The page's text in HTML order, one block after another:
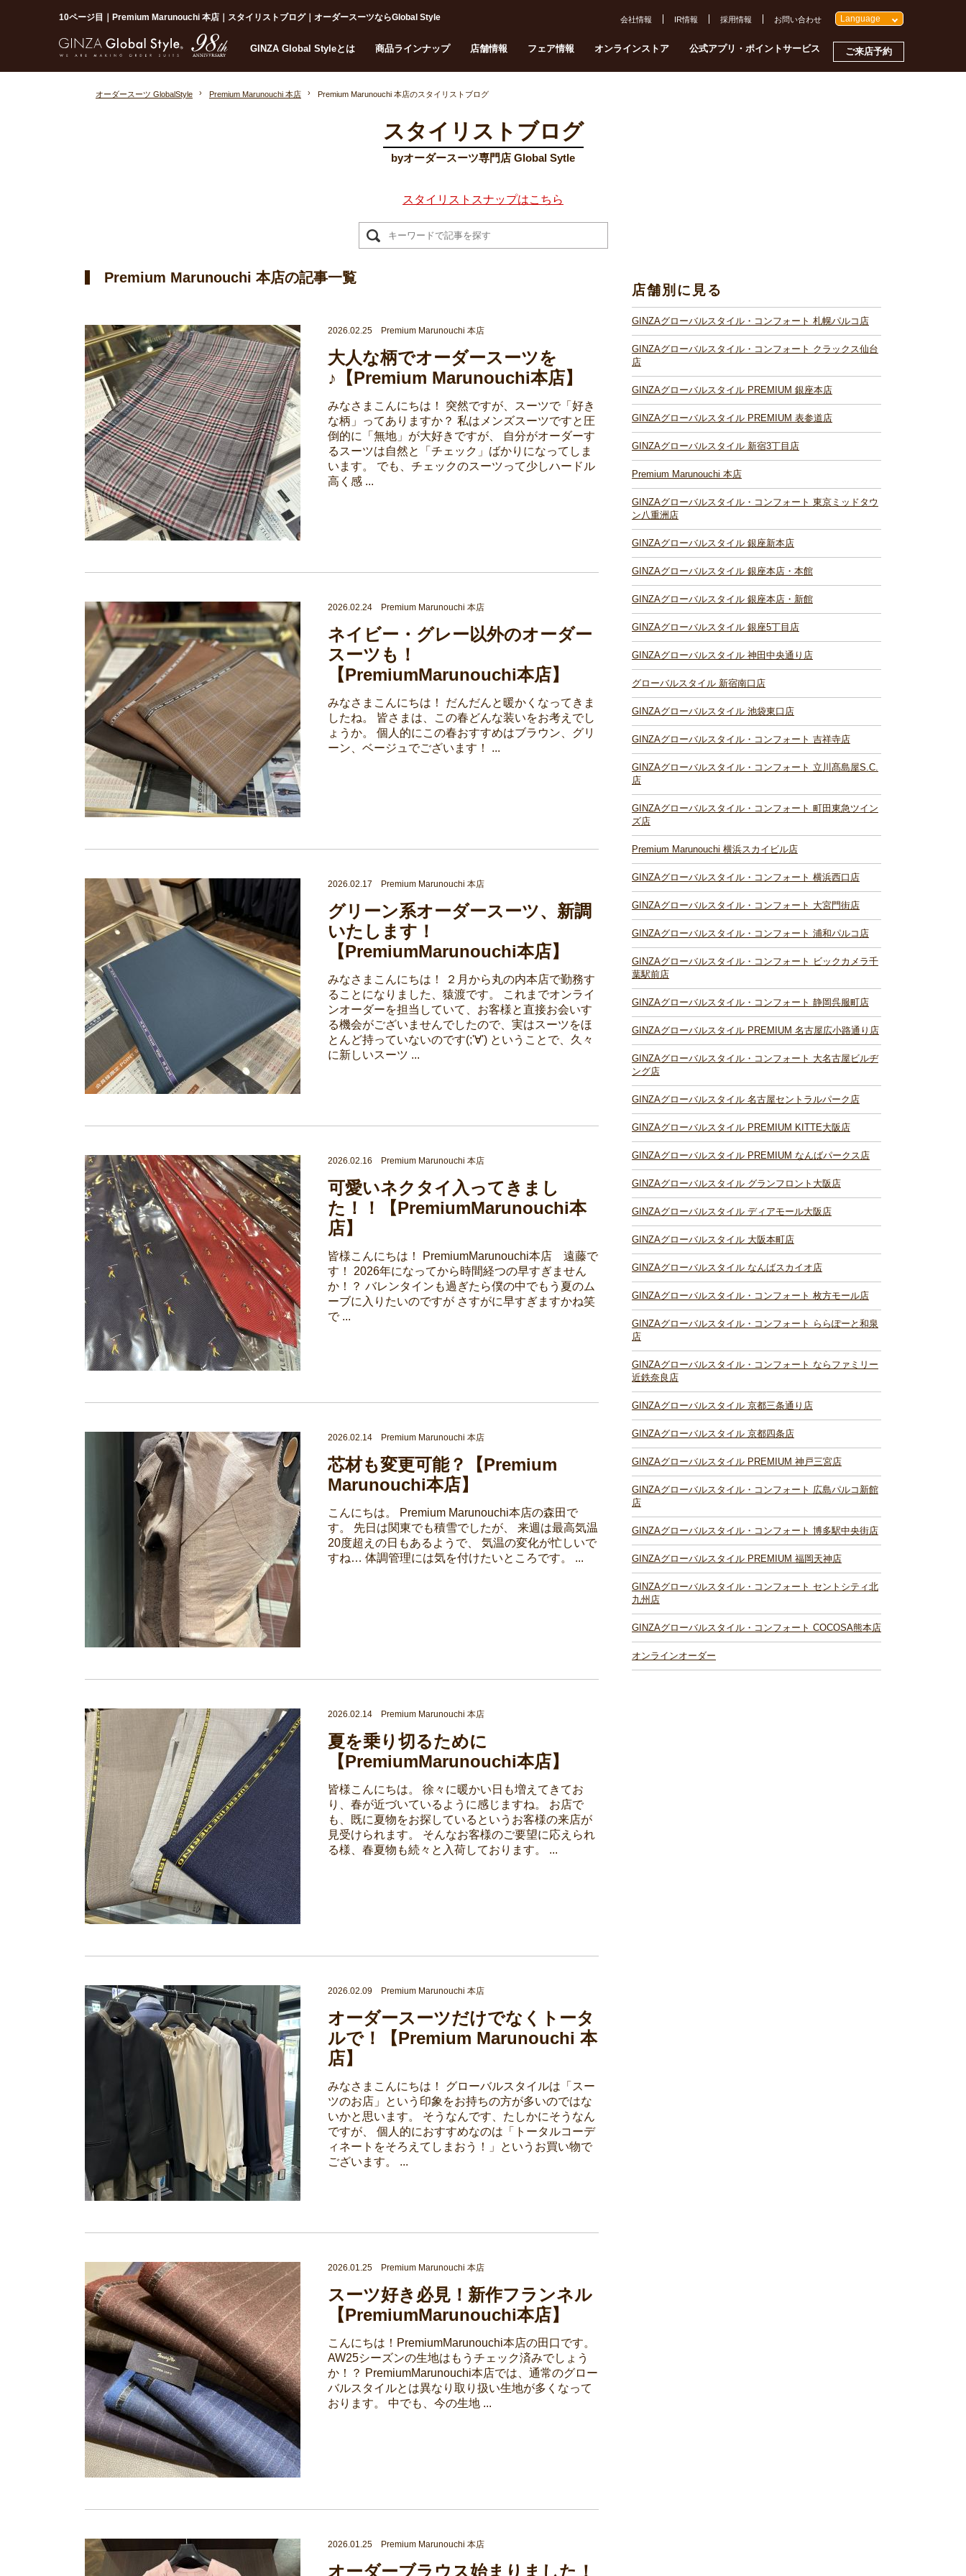
10ページ目｜Premium Marunouchi 本店｜スタイリストブログ｜オーダースーツならGlobal Style
GINZA Global Styleとは 商品ラインナップ 店舗情報 フェア情報 オンラインストア 公式アプリ・ポイントサービス ご来店予約
会社情報 IR情報 採用情報 お問い合わせ Language
オーダースーツ GlobalStyle Premium Marunouchi 本店 Premium Marunouchi 本店のスタイリストブログ
スタイリストブログ
byオーダースーツ専門店 Global Sytle
スタイリストスナップはこちら
Premium Marunouchi 本店の記事一覧
2026.02.25 Premium Marunouchi 本店
大人な柄でオーダースーツを
♪【Premium Marunouchi本店】
みなさまこんにちは！ 突然ですが、スーツで「好き
な柄」ってありますか？ 私はメンズスーツですと圧
倒的に「無地」が大好きですが、 自分がオーダーす
るスーツは自然と「チェック」ばかりになってしま
います。 でも、チェックのスーツって少しハードル
高く感 ...
2026.02.24 Premium Marunouchi 本店
ネイビー・グレー以外のオーダー
スーツも！
【PremiumMarunouchi本店】
みなさまこんにちは！ だんだんと暖かくなってきま
したね。 皆さまは、この春どんな装いをお考えでし
ょうか。 個人的にこの春おすすめはブラウン、グリ
ーン、ベージュでございます！ ...
2026.02.17 Premium Marunouchi 本店
グリーン系オーダースーツ、新調
いたします！
【PremiumMarunouchi本店】
みなさまこんにちは！ ２月から丸の内本店で勤務す
ることになりました、猿渡です。 これまでオンライ
ンオーダーを担当していて、お客様と直接お会いす
る機会がございませんでしたので、実はスーツをほ
とんど持っていないのです(;'∀') ということで、久々
に新しいスーツ ...
2026.02.16 Premium Marunouchi 本店
可愛いネクタイ入ってきまし
た！！【PremiumMarunouchi本
店】
皆様こんにちは！ PremiumMarunouchi本店 遠藤で
す！ 2026年になってから時間経つの早すぎません
か！？ バレンタインも過ぎたら僕の中でもう夏のム
ーブに入りたいのですが さすがに早すぎますかね笑
で ...
2026.02.14 Premium Marunouchi 本店
芯材も変更可能？【Premium
Marunouchi本店】
こんにちは。 Premium Marunouchi本店の森田で
す。 先日は関東でも積雪でしたが、 来週は最高気温
20度超えの日もあるようで、 気温の変化が忙しいで
すね… 体調管理には気を付けたいところです。 ...
2026.02.14 Premium Marunouchi 本店
夏を乗り切るために
【PremiumMarunouchi本店】
皆様こんにちは。 徐々に暖かい日も増えてきてお
り、春が近づいているように感じますね。 お店で
も、既に夏物をお探しているというお客様の来店が
見受けられます。 そんなお客様のご要望に応えられ
る様、春夏物も続々と入荷しております。 ...
2026.02.09 Premium Marunouchi 本店
オーダースーツだけでなくトータ
ルで！【Premium Marunouchi 本
店】
みなさまこんにちは！ グローバルスタイルは「スー
ツのお店」という印象をお持ちの方が多いのではな
いかと思います。 そうなんです、たしかにそうなん
ですが、 個人的におすすめなのは「トータルコーデ
ィネートをそろえてしまおう！」というお買い物で
ございます。 ...
2026.01.25 Premium Marunouchi 本店
スーツ好き必見！新作フランネル
【PremiumMarunouchi本店】
こんにちは！PremiumMarunouchi本店の田口です。
AW25シーズンの生地はもうチェック済みでしょう
か！？ PremiumMarunouchi本店では、通常のグロー
バルスタイルとは異なり取り扱い生地が多くなって
おります。 中でも、今の生地 ...
2026.01.25 Premium Marunouchi 本店
オーダーブラウス始まりました！
店舗別に見る
GINZAグローバルスタイル・コンフォート 札幌パルコ店
GINZAグローバルスタイル・コンフォート クラックス仙台
店
GINZAグローバルスタイル PREMIUM 銀座本店
GINZAグローバルスタイル PREMIUM 表参道店
GINZAグローバルスタイル 新宿3丁目店
Premium Marunouchi 本店
GINZAグローバルスタイル・コンフォート 東京ミッドタウ
ン八重洲店
GINZAグローバルスタイル 銀座新本店
GINZAグローバルスタイル 銀座本店・本館
GINZAグローバルスタイル 銀座本店・新館
GINZAグローバルスタイル 銀座5丁目店
GINZAグローバルスタイル 神田中央通り店
グローバルスタイル 新宿南口店
GINZAグローバルスタイル 池袋東口店
GINZAグローバルスタイル・コンフォート 吉祥寺店
GINZAグローバルスタイル・コンフォート 立川髙島屋S.C.
店
GINZAグローバルスタイル・コンフォート 町田東急ツイン
ズ店
Premium Marunouchi 横浜スカイビル店
GINZAグローバルスタイル・コンフォート 横浜西口店
GINZAグローバルスタイル・コンフォート 大宮門街店
GINZAグローバルスタイル・コンフォート 浦和パルコ店
GINZAグローバルスタイル・コンフォート ビックカメラ千
葉駅前店
GINZAグローバルスタイル・コンフォート 静岡呉服町店
GINZAグローバルスタイル PREMIUM 名古屋広小路通り店
GINZAグローバルスタイル・コンフォート 大名古屋ビルヂ
ング店
GINZAグローバルスタイル 名古屋セントラルパーク店
GINZAグローバルスタイル PREMIUM KITTE大阪店
GINZAグローバルスタイル PREMIUM なんばパークス店
GINZAグローバルスタイル グランフロント大阪店
GINZAグローバルスタイル ディアモール大阪店
GINZAグローバルスタイル 大阪本町店
GINZAグローバルスタイル なんばスカイオ店
GINZAグローバルスタイル・コンフォート 枚方モール店
GINZAグローバルスタイル・コンフォート ららぽーと和泉
店
GINZAグローバルスタイル・コンフォート ならファミリー
近鉄奈良店
GINZAグローバルスタイル 京都三条通り店
GINZAグローバルスタイル 京都四条店
GINZAグローバルスタイル PREMIUM 神戸三宮店
GINZAグローバルスタイル・コンフォート 広島パルコ新館
店
GINZAグローバルスタイル・コンフォート 博多駅中央街店
GINZAグローバルスタイル PREMIUM 福岡天神店
GINZAグローバルスタイル・コンフォート セントシティ北
九州店
GINZAグローバルスタイル・コンフォート COCOSA熊本店
オンラインオーダー